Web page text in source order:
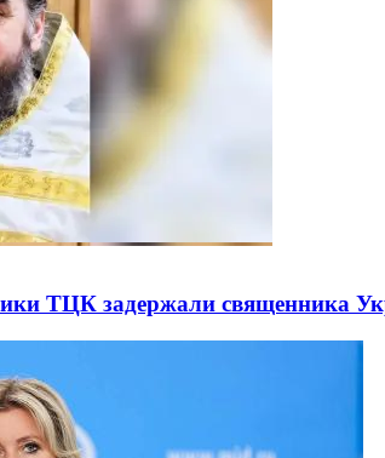
ТЦК задержали священника